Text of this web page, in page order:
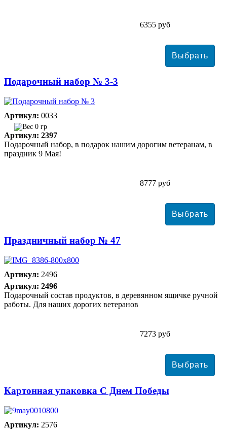
6355 руб
Подарочный набор № 3-3
Артикул: 0033
0 гр
Артикул: 2397
Подарочный набор, в подарок нашим дорогим ветеранам, в
праздник 9 Мая!
8777 руб
Праздничный набор № 47
Артикул: 2496
Артикул: 2496
Подарочный состав продуктов, в деревянном ящичке ручной
работы. Для наших дорогих ветеранов
7273 руб
Картонная упаковка С Днем Победы
Артикул: 2576